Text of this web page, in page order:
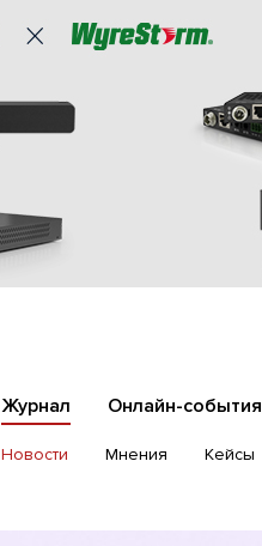
Журнал Онлайн-события
Новости Мнения Кейсы